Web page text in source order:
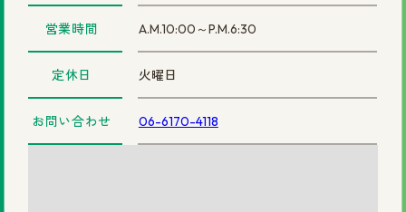
ご相談・店舗予約はこちら
営業時間 A.M.10:00～P.M.6:30
定休日 火曜日
お問い合わせ 06-6170-4118